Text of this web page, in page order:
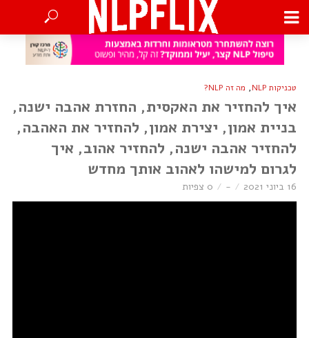
טכניקות NLP , מה זה NLP?
איך להחזיר את האקסית, החזרת אהבה ישנה,
בניית אמון, יצירת אמון, להחזיר את האהבה,
להחזיר אהבה ישנה, להחזיר אהוב, איך
לגרום למישהו לאהוב אותך מחדש
16 ביוני 2021 - 0 צפיות